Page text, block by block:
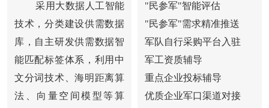
采用大数据人工智能
技术，分类建设供需数据
库，自主研发供需数据智
能匹配标签体系，利用中
文分词技术、海明距离算
法、向量空间模型等算
"民参军"智能评估
"民参军"需求精准推送
军队自行采购平台入驻
军工资质辅导
重点企业投标辅导
优质企业军口渠道对接